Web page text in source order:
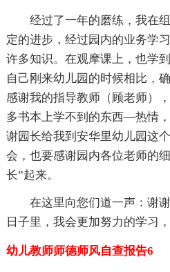
经过了一年的磨练，我在
定的进步，经过园内的业务学
许多知识。在观摩课上，也学
自己刚来幼儿园的时候相比，
感谢我的指导教师（顾老师）
多书本上学不到的东西—热情
谢园长给我到安华里幼儿园这
会，也要感谢园内各位老师的
长”起来。
在这里向您们道一声：谢
日子里，我会更加努力的学习
幼儿教师师德师风自查报告6